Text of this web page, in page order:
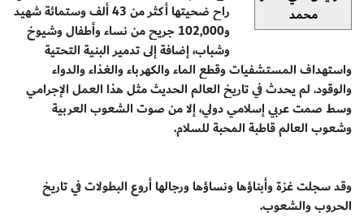
محمد
راح ضحيتها أكثر من 43 ألف وستمائة شهيد
و102,000 جريح من نساء وأطفال وشيوخ
وشباب، إضافة إلى تدمير البنية التحتية
واستهداف المستشفيات وقطع الماء والكهرباء والغذاء والدواء
والوقود. لم يحدث في تاريخ العالم الحديث مثل هذا العمل الإجرامي
وسط صمت عربي إسلامي دولي، إلا من صوت الشعوب العربية
وشعوب العالم قاطبة المحبة للسلام.
وقد سجلت غزة وأبناؤها ونساؤها ورجالها أروع البطولات في تاريخ
الحروب والشعوب.